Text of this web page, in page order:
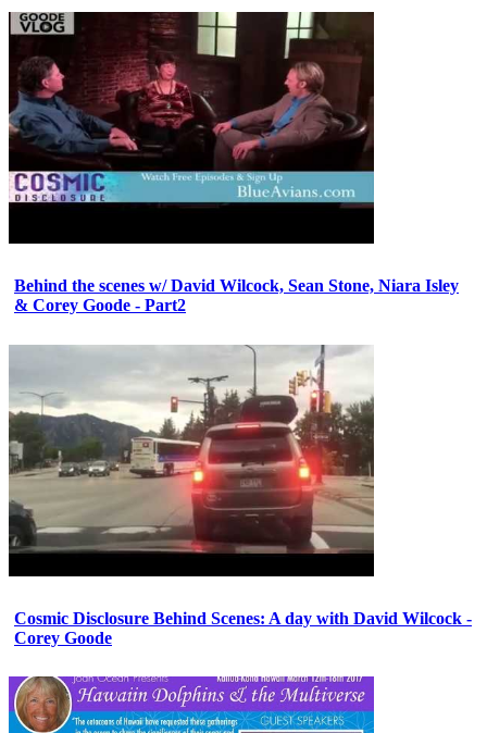
Behind the scenes w/ David Wilcock, Sean Stone, Niara Isley
& Corey Goode - Part2
Cosmic Disclosure Behind Scenes: A day with David Wilcock -
Corey Goode